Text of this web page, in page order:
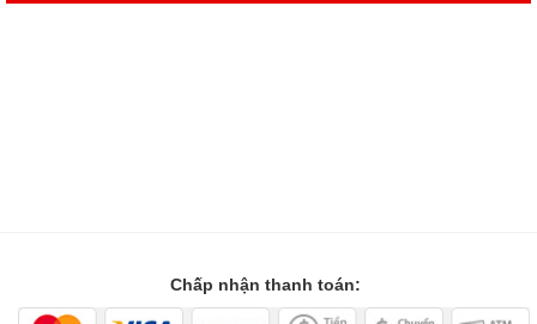
Chấp nhận thanh toán: